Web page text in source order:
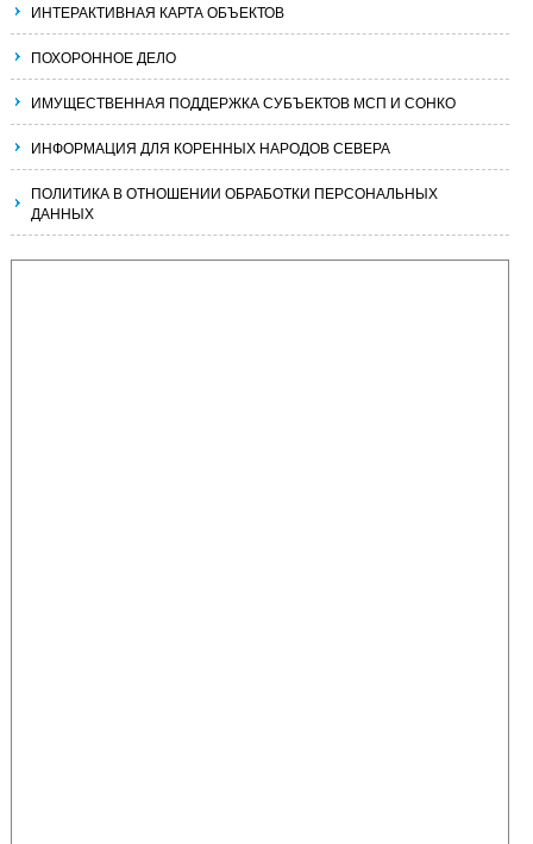
ИНТЕРАКТИВНАЯ КАРТА ОБЪЕКТОВ
ПОХОРОННОЕ ДЕЛО
ИМУЩЕСТВЕННАЯ ПОДДЕРЖКА СУБЪЕКТОВ МСП И СОНКО
ИНФОРМАЦИЯ ДЛЯ КОРЕННЫХ НАРОДОВ СЕВЕРА
ПОЛИТИКА В ОТНОШЕНИИ ОБРАБОТКИ ПЕРСОНАЛЬНЫХ
ДАННЫХ